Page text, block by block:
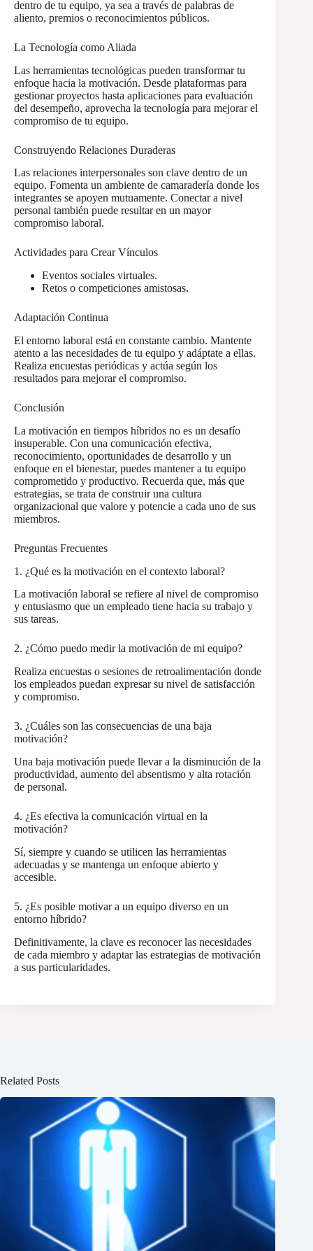
dentro de tu equipo, ya sea a través de palabras de
aliento, premios o reconocimientos públicos.
La Tecnología como Aliada
Las herramientas tecnológicas pueden transformar tu
enfoque hacia la motivación. Desde plataformas para
gestionar proyectos hasta aplicaciones para evaluación
del desempeño, aprovecha la tecnología para mejorar el
compromiso de tu equipo.
Construyendo Relaciones Duraderas
Las relaciones interpersonales son clave dentro de un
equipo. Fomenta un ambiente de camaradería donde los
integrantes se apoyen mutuamente. Conectar a nivel
personal también puede resultar en un mayor
compromiso laboral.
Actividades para Crear Vínculos
Eventos sociales virtuales.
Retos o competiciones amistosas.
Adaptación Continua
El entorno laboral está en constante cambio. Mantente
atento a las necesidades de tu equipo y adáptate a ellas.
Realiza encuestas periódicas y actúa según los
resultados para mejorar el compromiso.
Conclusión
La motivación en tiempos híbridos no es un desafío
insuperable. Con una comunicación efectiva,
reconocimiento, oportunidades de desarrollo y un
enfoque en el bienestar, puedes mantener a tu equipo
comprometido y productivo. Recuerda que, más que
estrategias, se trata de construir una cultura
organizacional que valore y potencie a cada uno de sus
miembros.
Preguntas Frecuentes
1. ¿Qué es la motivación en el contexto laboral?
La motivación laboral se refiere al nivel de compromiso
y entusiasmo que un empleado tiene hacia su trabajo y
sus tareas.
2. ¿Cómo puedo medir la motivación de mi equipo?
Realiza encuestas o sesiones de retroalimentación donde
los empleados puedan expresar su nivel de satisfacción
y compromiso.
3. ¿Cuáles son las consecuencias de una baja
motivación?
Una baja motivación puede llevar a la disminución de la
productividad, aumento del absentismo y alta rotación
de personal.
4. ¿Es efectiva la comunicación virtual en la
motivación?
Sí, siempre y cuando se utilicen las herramientas
adecuadas y se mantenga un enfoque abierto y
accesible.
5. ¿Es posible motivar a un equipo diverso en un
entorno híbrido?
Definitivamente, la clave es reconocer las necesidades
de cada miembro y adaptar las estrategias de motivación
a sus particularidades.
Related Posts